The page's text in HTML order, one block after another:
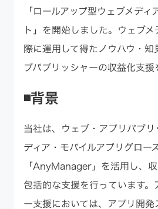
「ロールアップ型ウェブメデ
ト」を開始しました。ウェブ
際に運用して得たノウハウ・知
ブパブリッシャーの収益化支援
◾️背景
当社は、ウェブ・アプリパブ
ディア・モバイルアプリグロー
「AnyManager」を活用し、
包括的な支援を行っています。
ー支援においては、アプリ開